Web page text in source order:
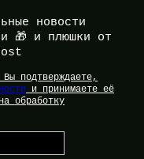
новости
🎁 и плюшки от
подтверждаете,
и принимаете её
обработку